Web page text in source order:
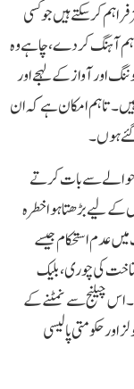
کرسکتے ہیں جو کسی
آہنگ کر دے، چاہے وہ
اور آواز کے لہجے اور
تاہم امکان ہے کہ ان
ہوں۔
حوالے سے بات کرتے
لیے بڑھتا ہوا خطرہ
عدم استحکام جیسے
کی چوری، بلیک
اس چیلنج سے نمٹنے کے
حکومتی پالیسی